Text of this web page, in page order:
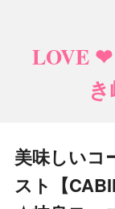
LOVE
美味しいコ
スト【